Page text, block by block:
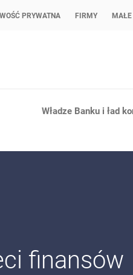
PRYWATNA FIRMY
Władze Banku i ład
finansów